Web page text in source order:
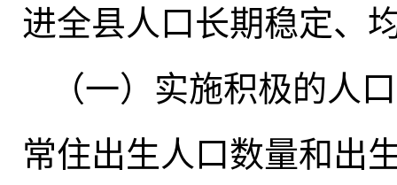
进全县人口长期稳定、
（一）实施积极的人
常住出生人口数量和出